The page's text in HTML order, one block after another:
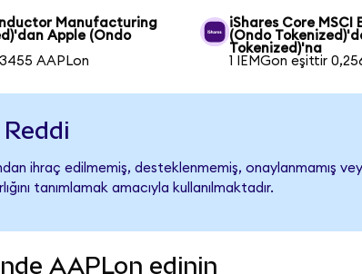
Manufacturing
Apple (Ondo
AAPLon
iShares Core MSCI
(Ondo
Tokenized)'na
1 IEMGon eşittir
ihraç edilmemiş, desteklenmemiş, onaylanmamış
tanımlamak amacıyla kullanılmaktadır.
AAPLon edinin